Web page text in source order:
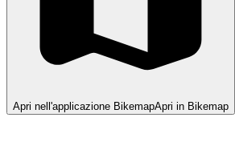
Apri nell'applicazione BikemapApri in Bikemap